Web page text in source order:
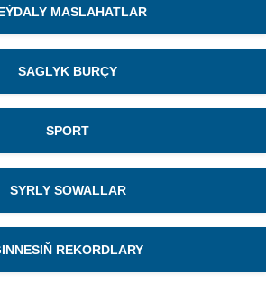
MASLAHATLAR
SAGLYK BURÇY
SPORT
SYRLY SOWALLAR
REKORDLARY